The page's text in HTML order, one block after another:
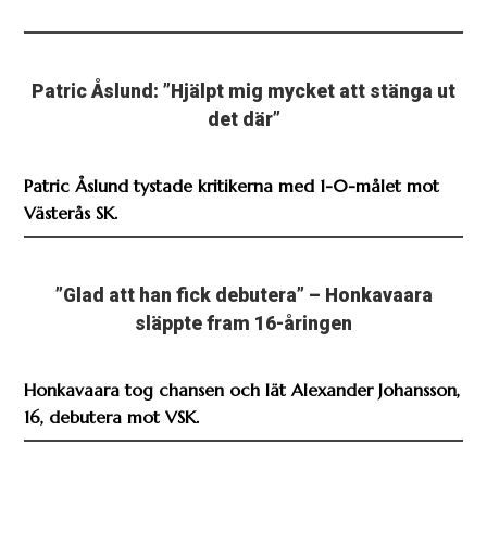
Patric Åslund: ”Hjälpt mig mycket att stänga ut
det där”
Patric Åslund tystade kritikerna med 1-0-målet mot
Västerås SK.
”Glad att han fick debutera” – Honkavaara
släppte fram 16-åringen
Honkavaara tog chansen och lät Alexander Johansson,
16, debutera mot VSK.